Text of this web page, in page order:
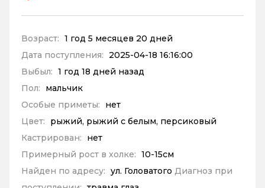
Возраст: 1 год 5 месяцев 20 дней
Дата поступления:
2025-04-18 16:16:00
Выбыл: 1 год 18 дней назад
Пол:
мальчик
Особые приметы:
нет
Цвет:
рыжий, рыжий с белым, персиковый
Кастрирован:
нет
Примерный рост в холке: 10-15см
Найден по адресу: ул. Головатого Диагноз при